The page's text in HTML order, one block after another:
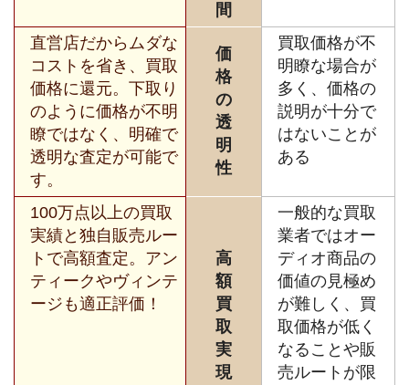
間
直営店だからムダな
コストを省き、買取
価格に還元。下取り
のように価格が不明
瞭ではなく、明確で
透明な査定が可能で
す。
価
格
の
透
明
性
買取価格が不
明瞭な場合が
多く、価格の
説明が十分で
はないことが
ある
100万点以上の買取
実績と独自販売ルー
トで高額査定。アン
ティークやヴィンテ
ージも適正評価！
高
額
買
取
実
現
一般的な買取
業者ではオー
ディオ商品の
価値の見極め
が難しく、買
取価格が低く
なることや販
売ルートが限